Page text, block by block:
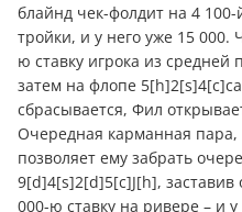
блайнд чек-фолдит на 4
тройки, и у него уже 15 000.
ю ставку игрока из средней
затем на флопе
сбрасывается, Фил
Очередная карманная пара,
позволяет ему забрать
9[d]4[s]2[d]5[c]J[h], заставив
000-ю ставку на ривере – и у